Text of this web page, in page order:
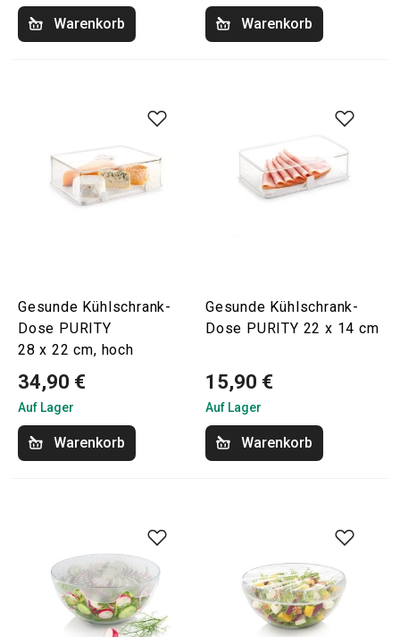
Warenkorb Warenkorb
Gesunde Kühlschrank-
Dose PURITY
28 x 22 cm, hoch
34,90 €
Auf Lager
Warenkorb
Gesunde Kühlschrank-
Dose PURITY 22 x 14 cm
15,90 €
Auf Lager
Warenkorb